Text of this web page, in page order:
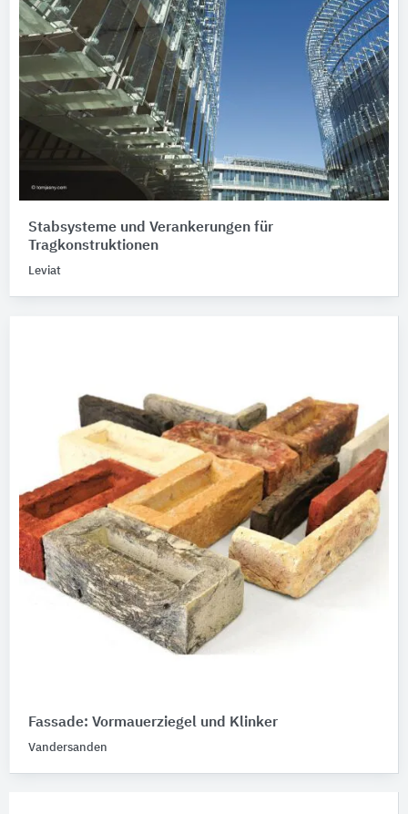
Stabsysteme und Verankerungen für
Tragkonstruktionen
Leviat
Fassade: Vormauerziegel und Klinker
Vandersanden